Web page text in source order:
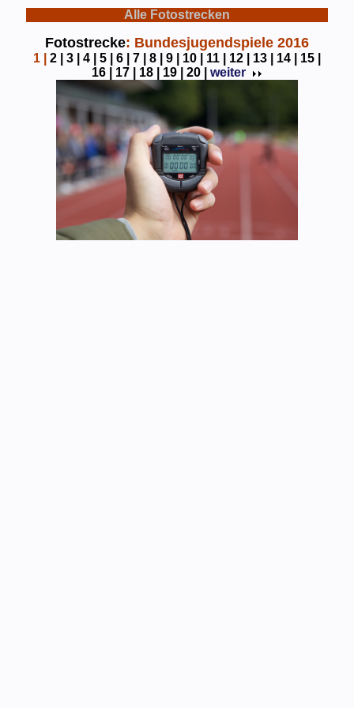
Alle Fotostrecken
Fotostrecke: Bundesjugendspiele 2016
1 2 | 3 | 4 | 5 | 6 | 7 | 8 | 9 | 10 | 11 | 12 | 13 | 14 |
15 |
16 |
17 | 18 | 19 | 20 | weiter